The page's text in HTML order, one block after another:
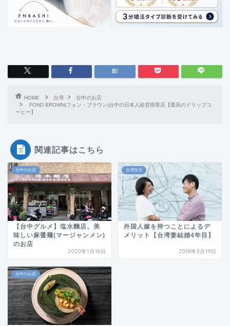
HOME 台湾
台中のお店
FOND BROWN(フォン・ブラウン)台中の日本人経営喫茶店【最高のドリップコ
ーヒー】
関連記事はこちら
台中のお店
【台中グルメ】塩水麵店。美
味しい麻醤麺(マージャンメン)
のお店
2020年1月16日
台湾生活
外国人嫁を持つことによるデ
メリット【台湾妻結婚4年目】
2018年3月19日
台中のお店